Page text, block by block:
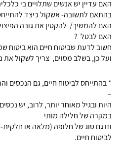
האם עדיין יש אנשים שתלויים בי
בהתאם לתשובה- אשקול כיצד
האם להמשיך/ להקטין את גובה
האם לבטל ?
חשוב לדעת שביטוח חיים הוא ביטוח
ועל כן, בשלב מסוים, צריך לשקול את
* בהתייחס לביטוח חיים, גם הנכסים
–
היות ובגיל מאוחר יותר, לרוב, יש
במקרה של חלילה מותי
וזו גם סוג של חלופה (מלאה או
לביטוח חיים.